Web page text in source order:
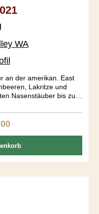
WA
an der amerikan. East
Lakritze und
Nasenstäuber bis zum
Stone Tree and
Red Mountain AVA
Ausnahme Blend.